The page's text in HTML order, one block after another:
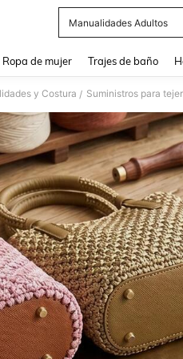
Manualidades Adultos
Ropa de mujer Trajes de baño
y Costura / Suministros para